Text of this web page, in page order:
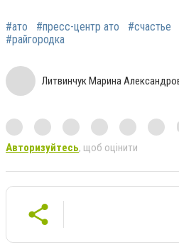
#ато #пресс-центр ато #счастье
#райгородка
Литвинчук Марина
Авторизуйтесь, щоб оцінити